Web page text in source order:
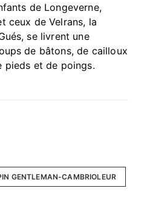
de Longeverne,
ceux de Velrans, la
se livrent une
de bâtons, de cailloux
pieds et de poings.
GENTLEMAN-CAMBRIOLEUR